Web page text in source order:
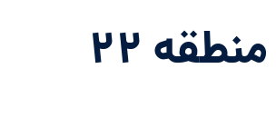
مساجد و مراکز مذهبی منطقه ۲۲